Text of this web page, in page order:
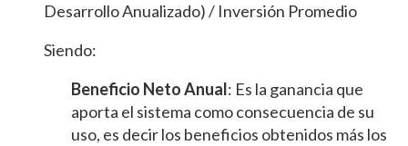
Desarrollo Anualizado) / Inversión Promedio
Siendo:
Beneficio Neto Anual: Es la ganancia que
aporta el sistema como consecuencia de su
uso, es decir los beneficios obtenidos más los